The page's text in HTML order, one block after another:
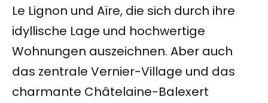
Le Lignon und Aïre, die sich durch ihre
idyllische Lage und hochwertige
Wohnungen auszeichnen. Aber auch
das zentrale Vernier-Village und das
charmante Châtelaine-Balexert